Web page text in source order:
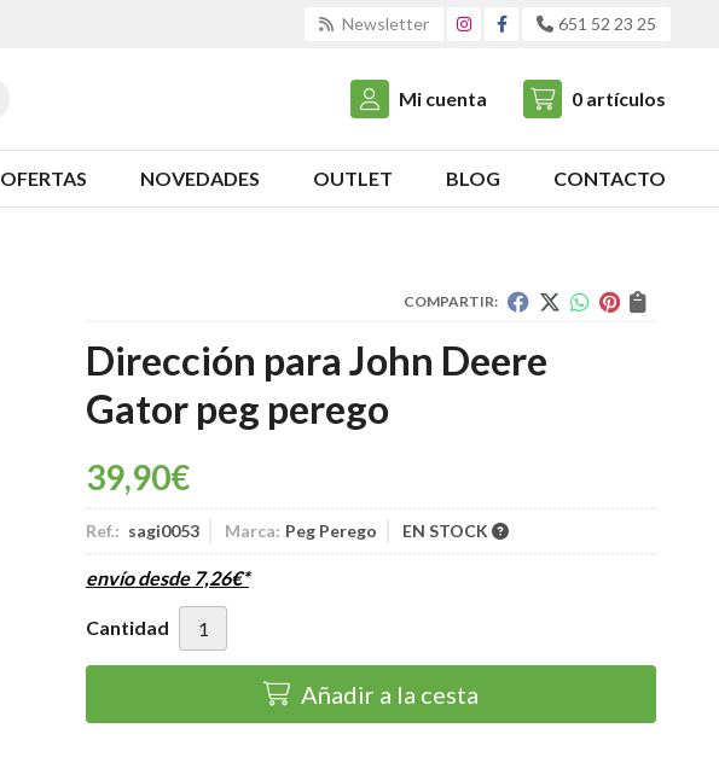
Newsletter 651 52 23 25
Mi cuenta 0 artículos
OFERTAS NOVEDADES OUTLET BLOG CONTACTO
COMPARTIR:
Dirección para John Deere
Gator peg perego
39,90€
Ref.: sagi0053 Marca: Peg Perego EN STOCK
envío desde 7,26€*
Cantidad
Añadir a la cesta